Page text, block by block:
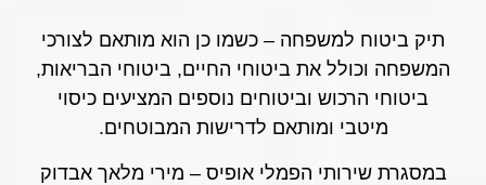
תיק ביטוח למשפחה – כשמו כן הוא מותאם לצורכי
המשפחה וכולל את ביטוחי החיים, ביטוחי הבריאות,
ביטוחי הרכוש וביטוחים נוספים המציעים כיסוי
מיטבי ומותאם לדרישות המבוטחים.
במסגרת שירותי הפמלי אופיס – מירי מלאך אבדוק